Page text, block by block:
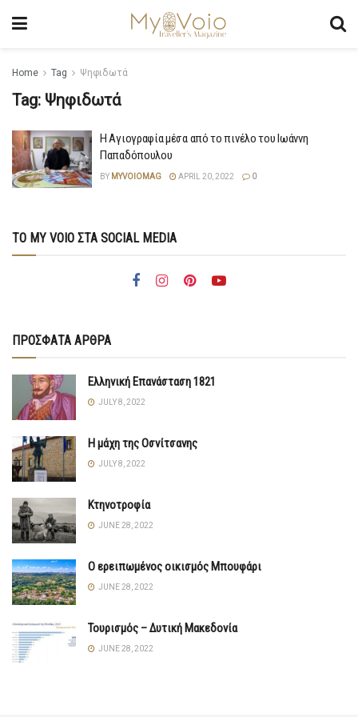
Home Tag Ψηφιδωτά
Tag: Ψηφιδωτά
Η Αγιογραφία μέσα από το πινέλο του Ιωάννη
Παπαδόπουλου
BY MYVOIOMAG APRIL 20, 2022 0
ΤΟ MY VOIO ΣΤΑ SOCIAL MEDIA
ΠΡΟΣΦΑΤΑ ΑΡΘΡΑ
Ελληνική Επανάσταση 1821
JULY 8, 2022
Η μάχη της Οσνίτσανης
JULY 8, 2022
Κτηνοτροφία
JUNE 28, 2022
Ο ερειπωμένος οικισμός Μπουφάρι
JUNE 28, 2022
Τουρισμός – Δυτική Μακεδονία
JUNE 28, 2022